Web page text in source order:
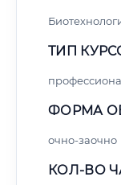
ТИП
ФОРМА
очно-заочно
КОЛ-ВО